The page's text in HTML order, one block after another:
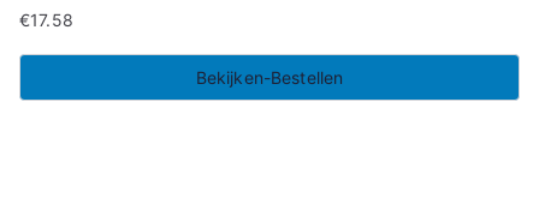
€17.58
Bekijken-Bestellen